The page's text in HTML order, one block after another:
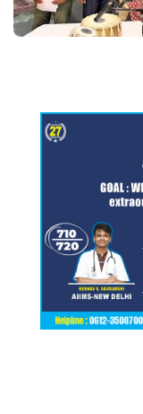
Career
Weather
Hindi Urdu